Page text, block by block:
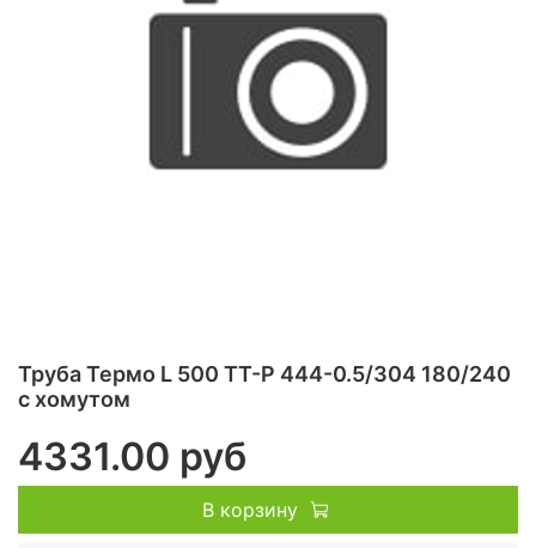
Труба Термо L 500 ТТ-Р 444-0.5/304 180/240
с хомутом
4331.00 руб
В корзину